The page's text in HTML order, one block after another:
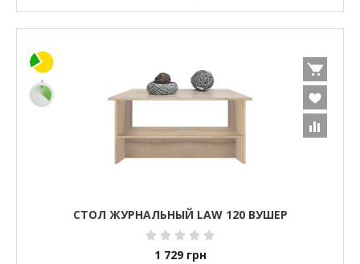
СТОЛ ЖУРНАЛЬНЫЙ LAW 120 ВУШЕР
1 729 грн